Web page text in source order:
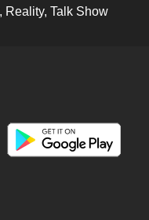
Reality Talk Show